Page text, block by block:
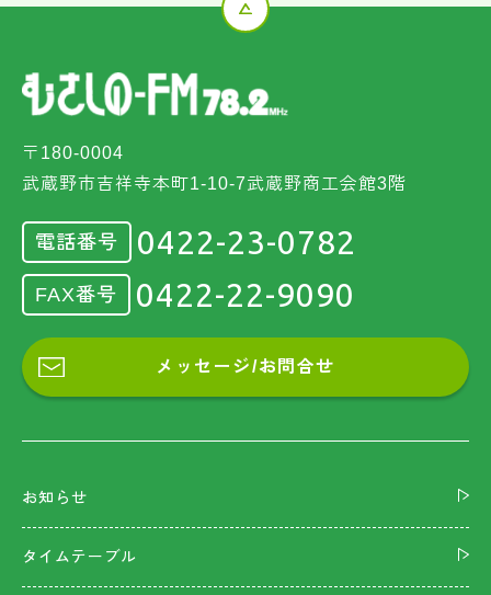
〒180-0004
武蔵野市吉祥寺本町1-10-7武蔵野商工会館3階
電話番号 0422-23-0782
FAX番号 0422-22-9090
メッセージ/お問合せ
お知らせ
タイムテーブル